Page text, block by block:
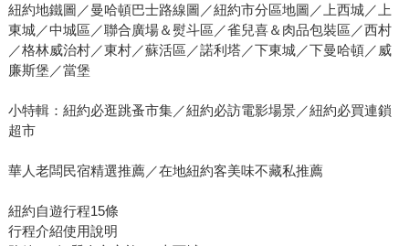
紐約地鐵圖／曼哈頓巴士路線圖／紐約市分區地圖／上西城／上
東城／中城區／聯合廣場＆熨斗區／雀兒喜＆肉品包裝區／西村
／格林威治村／東村／蘇活區／諾利塔／下東城／下曼哈頓／威
廉斯堡／當堡
小特輯：紐約必逛跳蚤市集／紐約必訪電影場景／紐約必買連鎖
超市
華人老闆民宿精選推薦／在地紐約客美味不藏私推薦
紐約自遊行程15條
行程介紹使用說明